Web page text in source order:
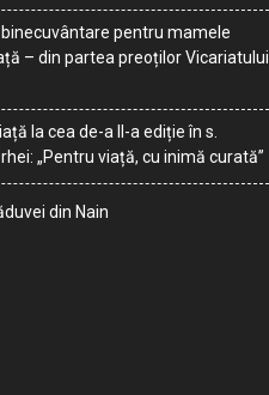
pentru mamele
– din partea preoților Vicariatului
la cea de-a II-a ediție în s.
„Pentru viață, cu inimă curată”
din Nain